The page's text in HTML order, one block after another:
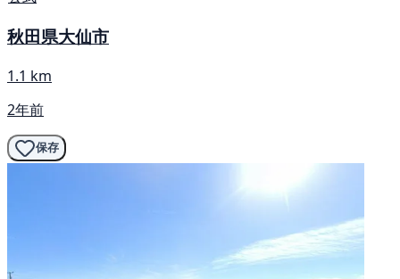
秋田県大仙市
1.1 km
2年前
保存